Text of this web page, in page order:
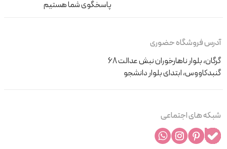
پاسخگوی شما هستیم
آدرس فروشگاه حضوری
گرگان، بلوار ناهارخوران نبش عدالت 68
گنبدکاووس، ابتدای بلوار دانشجو
شبکه های اجتماعی